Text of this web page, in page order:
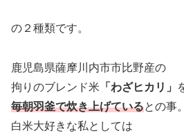
の２種類です。
鹿児島県薩摩川内市市比野産の
拘りのブレンド米 「わざヒカリ」
毎朝羽釜で炊き上げているとの事。
白米大好きな私としては